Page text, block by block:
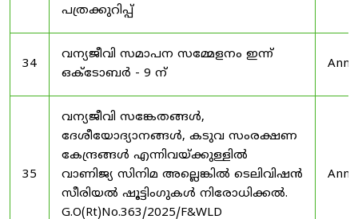
പത്രക്കുറിപ്പ്
34
വന്യജീവി സമാപന സമ്മേളനം ഇന്ന്
ഒക്ടോബർ - 9 ന്
35
വന്യജീവി സങ്കേതങ്ങൾ,
ദേശീയോദ്യാനങ്ങൾ, കടുവ സംരക്ഷണ
കേന്ദ്രങ്ങൾ എന്നിവയ്ക്കുള്ളിൽ
വാണിജ്യ സിനിമ അല്ലെങ്കിൽ ടെലിവിഷൻ
സീരിയൽ ഷൂട്ടിംഗുകൾ നിരോധിക്കൽ.
G.O(Rt)No.363/2025/F&WLD